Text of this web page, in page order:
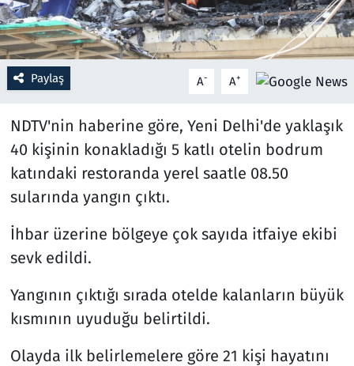
Paylaş A- A+
NDTV'nin haberine göre, Yeni Delhi'de yaklaşık
40 kişinin konakladığı 5 katlı otelin bodrum
katındaki restoranda yerel saatle 08.50
sularında yangın çıktı.
İhbar üzerine bölgeye çok sayıda itfaiye ekibi
sevk edildi.
Yangının çıktığı sırada otelde kalanların büyük
kısmının uyuduğu belirtildi.
Olayda ilk belirlemelere göre 21 kişi hayatını
Rüya Tabirleri
Sağlık
Savunma Sanayi
Seçim 2023
Spor
Teknoloji ve Bilim
Televizyon